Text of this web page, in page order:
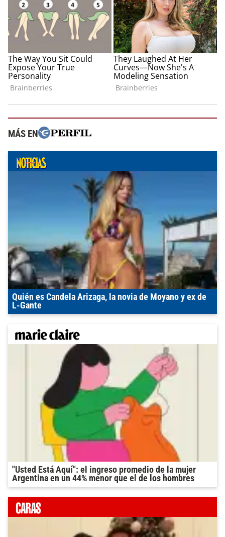
MÁS EN
Quién es Candela Arizaga, la novia de Moyano y ex de
L-Gante
"Usted Está Aquí": el ingreso promedio de la mujer
Argentina en un 44% menor que el de los hombres